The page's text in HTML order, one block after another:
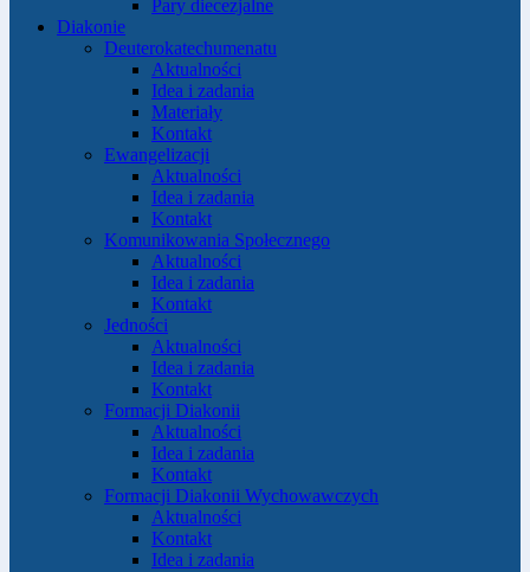
Pary diecezjalne
Diakonie
Deuterokatechumenatu
Aktualności
Idea i zadania
Materiały
Kontakt
Ewangelizacji
Aktualności
Idea i zadania
Kontakt
Komunikowania Społecznego
Aktualności
Idea i zadania
Kontakt
Jedności
Aktualności
Idea i zadania
Kontakt
Formacji Diakonii
Aktualności
Idea i zadania
Kontakt
Formacji Diakonii Wychowawczych
Aktualności
Kontakt
Idea i zadania